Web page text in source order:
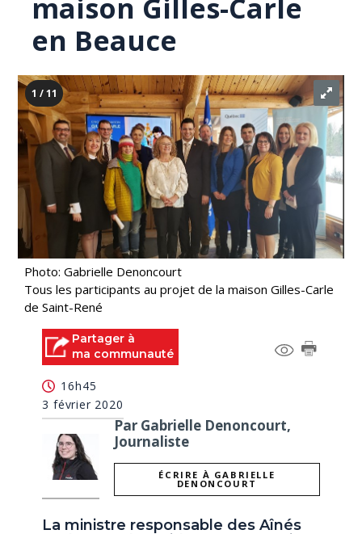
maison Gilles-Carle
en Beauce
1 / 11
Photo: Gabrielle Denoncourt
Tous les participants au projet de la maison Gilles-Carle
de Saint-René
Partager à
ma communauté
16h45
3 février 2020
Par Gabrielle Denoncourt,
Journaliste
ÉCRIRE À GABRIELLE
DENONCOURT
La ministre responsable des Aînés